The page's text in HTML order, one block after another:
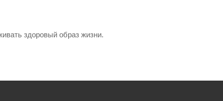
здоровый образ жизни.